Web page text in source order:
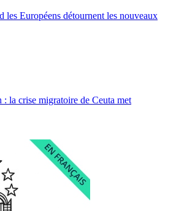
les Européens détournent les nouveaux
: la crise migratoire de Ceuta met